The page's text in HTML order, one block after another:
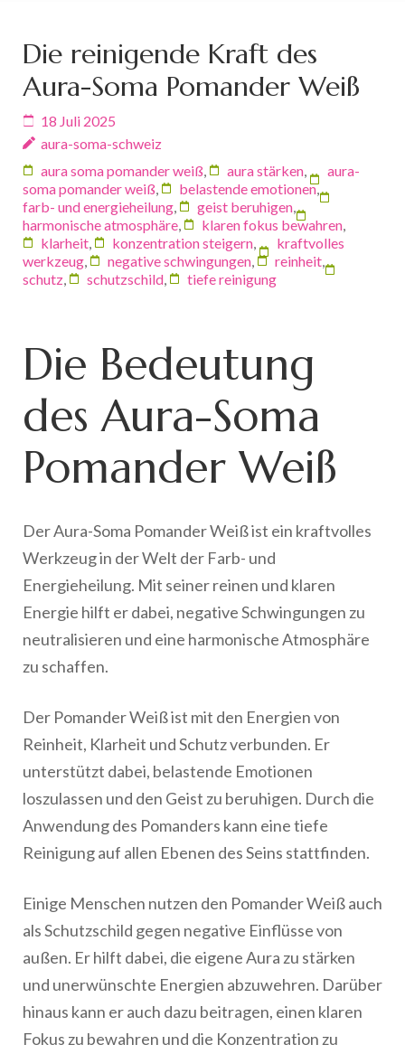
Die reinigende Kraft des
Aura-Soma Pomander Weiß
18 Juli 2025
aura-soma-schweiz
aura soma pomander weiß
aura stärken
aura-
soma pomander weiß
belastende emotionen,
farb- und energieheilung
geist beruhigen
harmonische atmosphäre
klaren fokus bewahren
klarheit
konzentration steigern
kraftvolles
werkzeug
negative schwingungen reinheit
schutz
schutzschild tiefe reinigung
Die Bedeutung
des Aura-Soma
Pomander Weiß
Der Aura-Soma Pomander Weiß ist ein kraftvolles
Werkzeug in der Welt der Farb- und
Energieheilung. Mit seiner reinen und klaren
Energie hilft er dabei, negative Schwingungen zu
neutralisieren und eine harmonische Atmosphäre
zu schaffen.
Der Pomander Weiß ist mit den Energien von
Reinheit, Klarheit und Schutz verbunden. Er
unterstützt dabei, belastende Emotionen
loszulassen und den Geist zu beruhigen. Durch die
Anwendung des Pomanders kann eine tiefe
Reinigung auf allen Ebenen des Seins stattfinden.
Einige Menschen nutzen den Pomander Weiß auch
als Schutzschild gegen negative Einflüsse von
außen. Er hilft dabei, die eigene Aura zu stärken
und unerwünschte Energien abzuwehren. Darüber
hinaus kann er auch dazu beitragen, einen klaren
Fokus zu bewahren und die Konzentration zu